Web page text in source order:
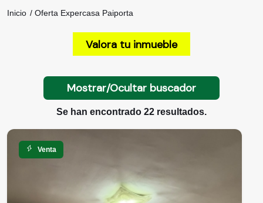
Inicio Oferta Expercasa Paiporta
Valora tu inmueble
Mostrar/Ocultar buscador
Se han encontrado 22 resultados.
Venta